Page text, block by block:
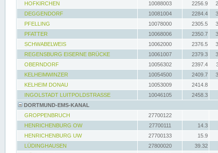
HOFKIRCHEN
10088003 2256.9
DEGGENDORF
10081004 2284.4
PFELLING
10078000 2305.5
PFATTER
10068006 2350.7
SCHWABELWEIS
10062000 2376.5
REGENSBURG EISERNE BRÜCKE
10061007 2379.3
OBERNDORF
10056302 2397.4
KELHEIMWINZER
10054500 2409.7
KELHEIM DONAU
10053009
2414.8
INGOLSTADT LUITPOLDSTRASSE
10046105
2458.3
DORTMUND-EMS-KANAL
GROPPENBRUCH
27700122
HENRICHENBURG OW
27700111
14.3
HENRICHENBURG UW
27700133
15.9
LÜDINGHAUSEN
27800020
39.32